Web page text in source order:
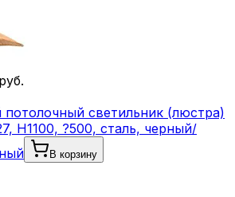
руб.
светильник (люстра)
H1100, ?500, сталь, черный/
В корзину